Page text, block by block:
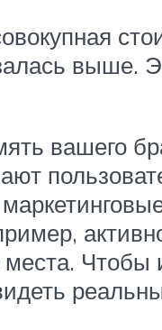
вашего
Чтобы